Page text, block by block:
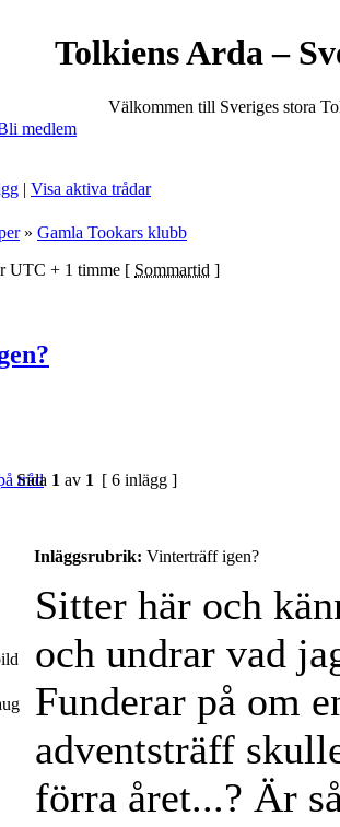
Tolkiens Arda –
Välkommen till Sveriges stora
medlem
| Visa aktiva trådar
» Gamla Tookars klubb
UTC + 1 timme [ Sommartid ]
Sida 1 av 1 [ 6 inlägg ]
Inläggsrubrik: Vinterträff igen?
Sitter här och
och undrar vad
Funderar på om
adventsträff
förra året...? Är